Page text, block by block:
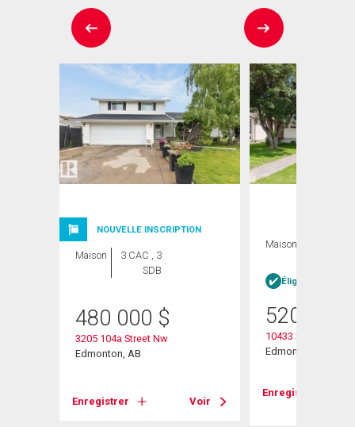
NOUVELLE INSCRIPTION
Maison
3 CAC , 3
SDB
480 000 $
3205 104a Street Nw
Edmonton, AB
Enregistrer Voir
Maison
Éligible Louer
520 000
10433 32a Avenue
Edmonton, AB
Enregistrer